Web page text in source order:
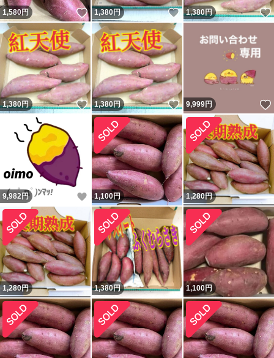
1,580円 いいね！
1,380円 いいね！
1,380円
1,380円 いいね！
1,380円 いいね！
9,999円
9,982円 いいね！
1,100円 1,280円
1,280円 1,380円 1,100円